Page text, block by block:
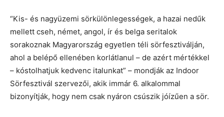
“Kis- és nagyüzemi sörkülönlegességek, a hazai nedűk
mellett cseh, német, angol, ír és belga seritalok
sorakoznak Magyarország egyetlen téli sörfesztiválján,
ahol a belépő ellenében korlátlanul – de azért mértékkel
– kóstolhatjuk kedvenc italunkat” – mondják az Indoor
Sörfesztivál szervezői, akik immár 6. alkalommal
bizonyítják, hogy nem csak nyáron csúszik jóízűen a sör.